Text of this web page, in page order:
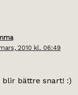
2010 kl. 06:49
blir bättre snart! :)